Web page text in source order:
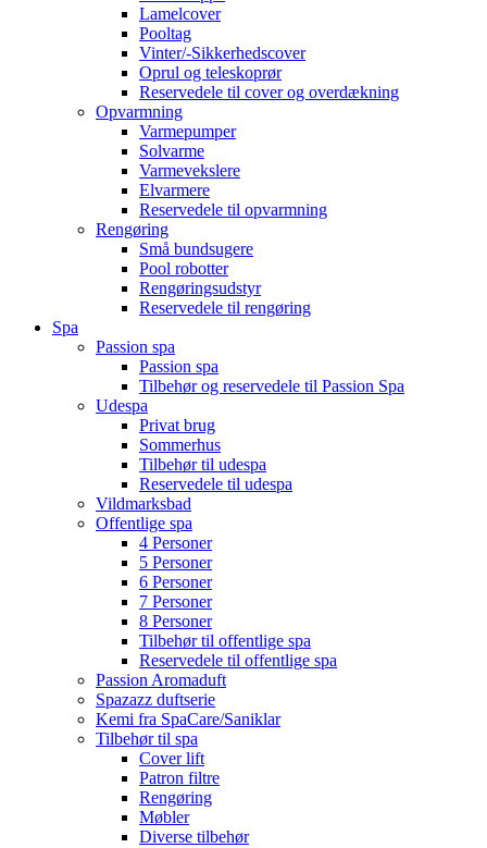
Lamelcover
Pooltag
Vinter/-Sikkerhedscover
Oprul og teleskoprør
Reservedele til cover og overdækning
Opvarmning
Varmepumper
Solvarme
Varmevekslere
Elvarmere
Reservedele til opvarmning
Rengøring
Små bundsugere
Pool robotter
Rengøringsudstyr
Reservedele til rengøring
Spa
Passion spa
Passion spa
Tilbehør og reservedele til Passion Spa
Udespa
Privat brug
Sommerhus
Tilbehør til udespa
Reservedele til udespa
Vildmarksbad
Offentlige spa
4 Personer
5 Personer
6 Personer
7 Personer
8 Personer
Tilbehør til offentlige spa
Reservedele til offentlige spa
Passion Aromaduft
Spazazz duftserie
Kemi fra SpaCare/Saniklar
Tilbehør til spa
Cover lift
Patron filtre
Rengøring
Møbler
Diverse tilbehør